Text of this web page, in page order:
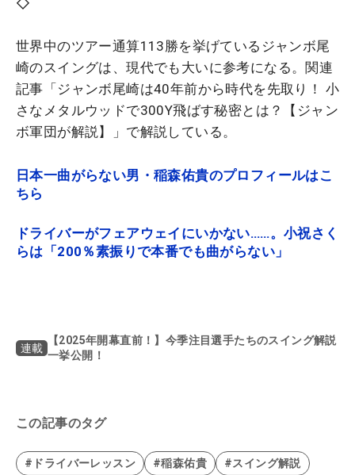
世界中のツアー通算113勝を挙げているジャンボ尾
崎のスイングは、現代でも大いに参考になる。関連
記事「ジャンボ尾崎は40年前から時代を先取り！ 小
さなメタルウッドで300Y飛ばす秘密とは？【ジャン
ボ軍団が解説】
」で解説している。
日本一曲がらない男・稲森佑貴のプロフィールはこ
ちら
ドライバーがフェアウェイにいかない……。小祝さく
らは「200％素振りで本番でも曲がらない」
連載
【2025年開幕直前！】今季注目選手たちのスイング解説
一挙公開！
この記事のタグ
#ドライバーレッスン #稲森佑貴 #スイング解説